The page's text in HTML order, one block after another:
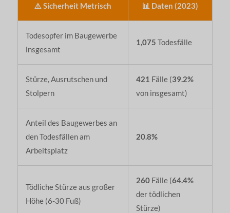
⚠️ Sicherheit Metrisch 📊 Daten (2023)
Todesopfer im Baugewerbe
insgesamt
1,075 Todesfälle
Stürze, Ausrutschen und
Stolpern
421 Fälle (39.2%
von insgesamt)
Anteil des Baugewerbes an
den Todesfällen am
Arbeitsplatz
20.8%
Tödliche Stürze aus großer
Höhe (6-30 Fuß)
260Fälle (64.4%
der tödlichen
Stürze)